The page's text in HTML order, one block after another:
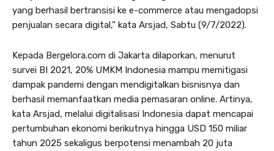
yang berhasil bertransisi ke e-commerce atau mengadopsi
penjualan secara digital,” kata Arsjad, Sabtu (9/7/2022).
Kepada Bergelora.com di Jakarta dilaporkan, menurut
survei BI 2021, 20% UMKM Indonesia mampu memitigasi
dampak pandemi dengan mendigitalkan bisnisnya dan
berhasil memanfaatkan media pemasaran online. Artinya,
kata Arsjad, melalui digitalisasi Indonesia dapat mencapai
pertumbuhan ekonomi berikutnya hingga USD 150 miliar
tahun 2025 sekaligus berpotensi menambah 20 juta